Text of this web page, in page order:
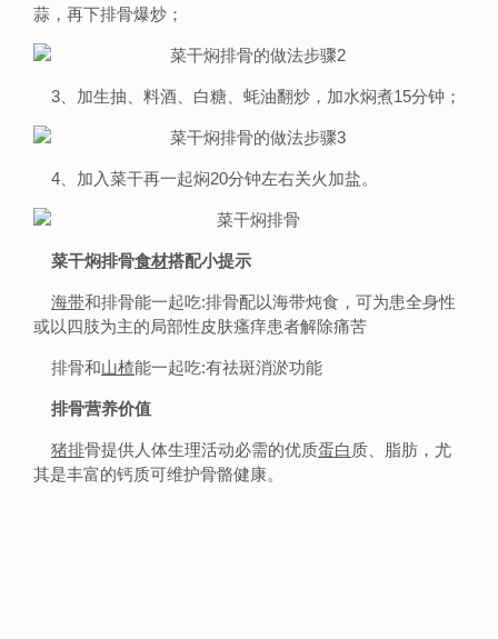
蒜，再下排骨爆炒；
3、加生抽、料酒、白糖、蚝油翻炒，加水焖煮15分钟；
4、加入菜干再一起焖20分钟左右关火加盐。
菜干焖排骨食材搭配小提示
海带和排骨能一起吃:排骨配以海带炖食，可为患全身性
或以四肢为主的局部性皮肤瘙痒患者解除痛苦
排骨和山楂能一起吃:有祛斑消淤功能
排骨营养价值
猪排骨提供人体生理活动必需的优质蛋白 质、脂肪，尤
其是丰富的钙质可维护骨骼健康。